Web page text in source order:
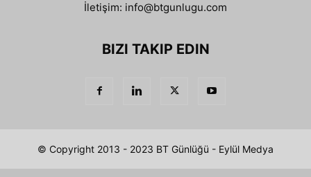
İletişim: info@btgunlugu.com
BIZI TAKIP EDIN
© Copyright 2013 - 2023 BT Günlüğü - Eylül Medya